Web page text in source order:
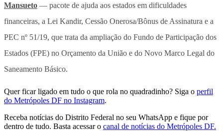
Mansueto — pacote de ajuda aos estados em dificuldades
financeiras, a Lei Kandir, Cessão Onerosa/Bônus de Assinatura e a
PEC nº 51/19, que trata da ampliação do Fundo de Participação dos
Estados (FPE) no Orçamento da União e do Novo Marco Legal do
Saneamento Básico.
Quer ficar ligado em tudo o que rola no quadradinho? Siga o perfil
do Metrópoles DF no Instagram.
Receba notícias do Distrito Federal no seu WhatsApp e fique por
dentro de tudo. Basta acessar o canal de notícias do Metrópoles DF.